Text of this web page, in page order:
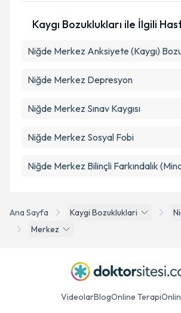
Ana Sayfa Kaygi Bozukluklari
Merkez
Kaygı Bozuklukları ile İlgili
Niğde Merkez Anksiyete (Kaygı)
Niğde Merkez Depresyon
Niğde Merkez Sınav Kaygısı
Niğde Merkez Sosyal Fobi
Niğde Merkez Bilinçli Farkındalık
VideolarBlogOnline Terapi